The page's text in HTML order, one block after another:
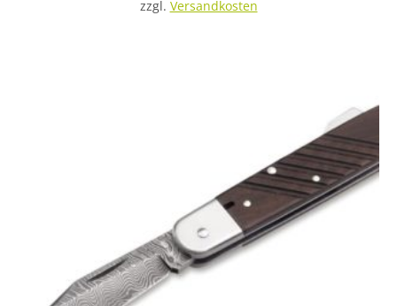
zzgl. Versandkosten